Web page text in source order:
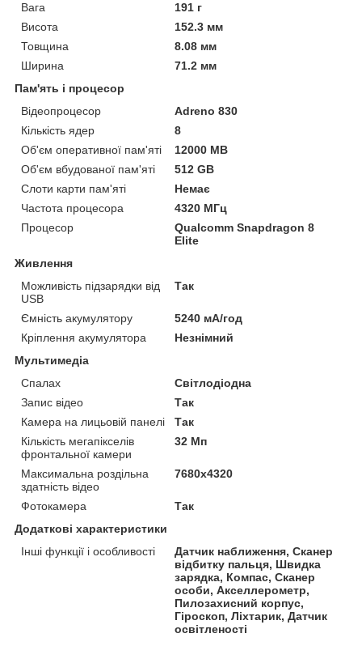
Вага
191 г
Висота
152.3 мм
Товщина
8.08 мм
Ширина
71.2 мм
Пам'ять і процесор
Відеопроцесор
Adreno 830
Кількість ядер
8
Об'єм оперативної пам'яті
12000 MB
Об'єм вбудованої пам'яті
512 GB
Слоти карти пам'яті
Немає
Частота процесора
4320 МГц
Процесор
Qualcomm Snapdragon 8
Elite
Живлення
Можливість підзарядки від
USB
Так
Ємність акумулятору
5240 мА/год
Кріплення акумулятора
Незнімний
Мультимедіа
Спалах
Світлодіодна
Запис відео
Так
Камера на лицьовій панелі
Так
Кількість мегапікселів
фронтальної камери
32 Мп
Максимальна роздільна
здатність відео
7680x4320
Фотокамера
Так
Додаткові характеристики
Інші функції і особливості
Датчик наближення, Сканер
відбитку пальця, Швидка
зарядка, Компас, Сканер
особи, Акселлерометр,
Пилозахисний корпус,
Гіроскоп, Ліхтарик, Датчик
освітленості